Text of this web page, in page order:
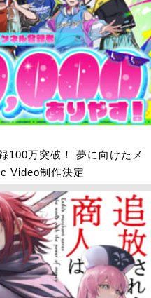
100万突破！ 夢に向けたメ
Video制作決定